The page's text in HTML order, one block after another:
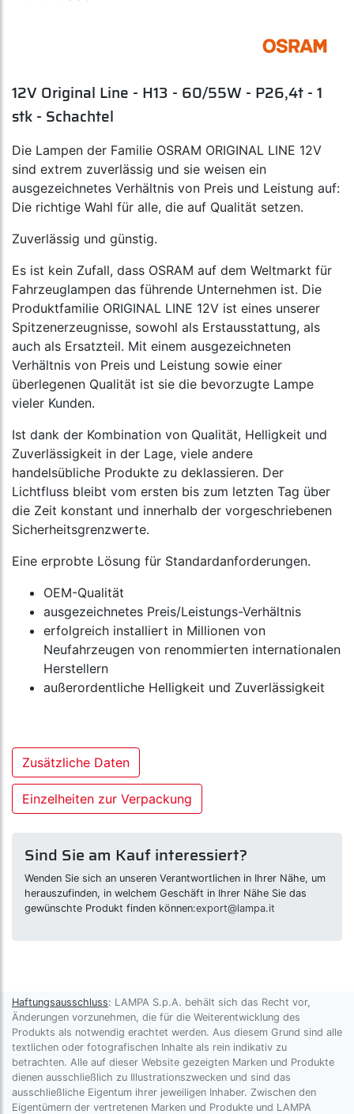
12V Original Line - H13 - 60/55W - P26,4t - 1
stk - Schachtel
Die Lampen der Familie OSRAM ORIGINAL LINE 12V
sind extrem zuverlässig und sie weisen ein
ausgezeichnetes Verhältnis von Preis und Leistung auf:
Die richtige Wahl für alle, die auf Qualität setzen.
Zuverlässig und günstig.
Es ist kein Zufall, dass OSRAM auf dem Weltmarkt für
Fahrzeuglampen das führende Unternehmen ist. Die
Produktfamilie ORIGINAL LINE 12V ist eines unserer
Spitzenerzeugnisse, sowohl als Erstausstattung, als
auch als Ersatzteil. Mit einem ausgezeichneten
Verhältnis von Preis und Leistung sowie einer
überlegenen Qualität ist sie die bevorzugte Lampe
vieler Kunden.
Ist dank der Kombination von Qualität, Helligkeit und
Zuverlässigkeit in der Lage, viele andere
handelsübliche Produkte zu deklassieren. Der
Lichtfluss bleibt vom ersten bis zum letzten Tag über
die Zeit konstant und innerhalb der vorgeschriebenen
Sicherheitsgrenzwerte.
Eine erprobte Lösung für Standardanforderungen.
OEM-Qualität
ausgezeichnetes Preis/Leistungs-Verhältnis
erfolgreich installiert in Millionen von
Neufahrzeugen von renommierten internationalen
Herstellern
außerordentliche Helligkeit und Zuverlässigkeit
Zusätzliche Daten
Einzelheiten zur Verpackung
Sind Sie am Kauf interessiert?
Wenden Sie sich an unseren Verantwortlichen in Ihrer Nähe, um
herauszufinden, in welchem Geschäft in Ihrer Nähe Sie das
gewünschte Produkt finden können:export@lampa.it
Haftungsausschluss: LAMPA S.p.A. behält sich das Recht vor,
Änderungen vorzunehmen, die für die Weiterentwicklung des
Produkts als notwendig erachtet werden. Aus diesem Grund sind alle
textlichen oder fotografischen Inhalte als rein indikativ zu
betrachten. Alle auf dieser Website gezeigten Marken und Produkte
dienen ausschließlich zu Illustrationszwecken und sind das
ausschließliche Eigentum ihrer jeweiligen Inhaber. Zwischen den
Eigentümern der vertretenen Marken und Produkte und LAMPA